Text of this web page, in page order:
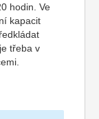
hodin. Ve
kapacit
třeba v